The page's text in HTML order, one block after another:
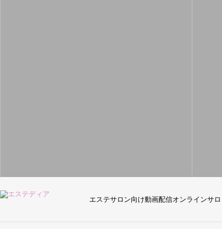
エステサロン向け動画配信オンラインサ